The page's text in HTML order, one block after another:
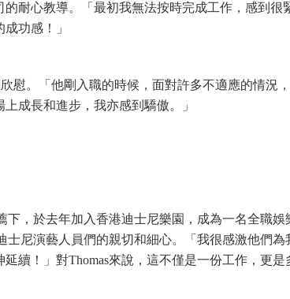
耐心教導。「最初我無法按時完成工作，感到很
功感！」
慰。「他剛入職的時候，面對許多不適應的情況
成長和進步，我亦感到驕傲。」
下，於去年加入香港迪士尼樂園，成為一名全職娛
尼演藝人員們的親切和細心。「我很感激他們為
續！」對Thomas來說，這不僅是一份工作，更是